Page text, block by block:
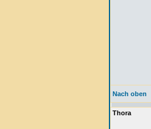
Nach oben
Thora